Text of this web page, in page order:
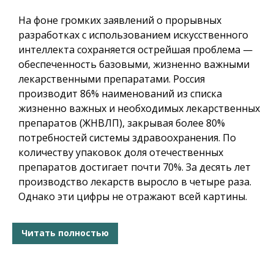
На фоне громких заявлений о прорывных
разработках с использованием искусственного
интеллекта сохраняется острейшая проблема —
обеспеченность базовыми, жизненно важными
лекарственными препаратами. Россия
производит 86% наименований из списка
жизненно важных и необходимых лекарственных
препаратов (ЖНВЛП), закрывая более 80%
потребностей системы здравоохранения. По
количеству упаковок доля отечественных
препаратов достигает почти 70%. За десять лет
производство лекарств выросло в четыре раза.
Однако эти цифры не отражают всей картины.
Читать полностью